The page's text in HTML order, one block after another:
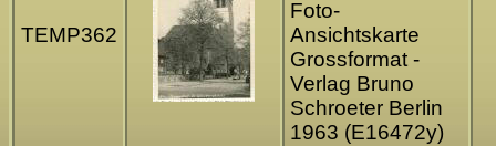
TEMP362
Foto-
Ansichtskarte
Grossformat -
Verlag Bruno
Schroeter Berlin
1963 (E16472y)